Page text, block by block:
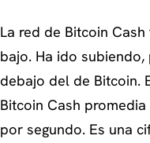
La red de Bitcoin
bajo. Ha ido
debajo del de Bitcoin.
Bitcoin Cash
por segundo. Es una